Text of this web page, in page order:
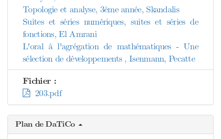
Topologie et analyse, 3ème année, Skandalis
Suites et séries numériques, suites et séries de
fonctions, El Amrani
L'oral à l'agrégation de mathématiques - Une
sélection de développements , Isenmann, Pecatte
Fichier :
203.pdf
Plan de DaTiCo